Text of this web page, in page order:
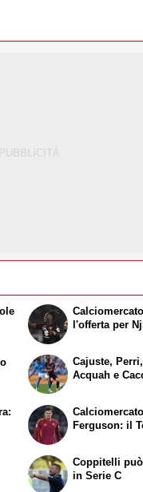
l'offerta per
Cajuste,
Acquah e
Ferguson: il
Coppitelli
in Serie C